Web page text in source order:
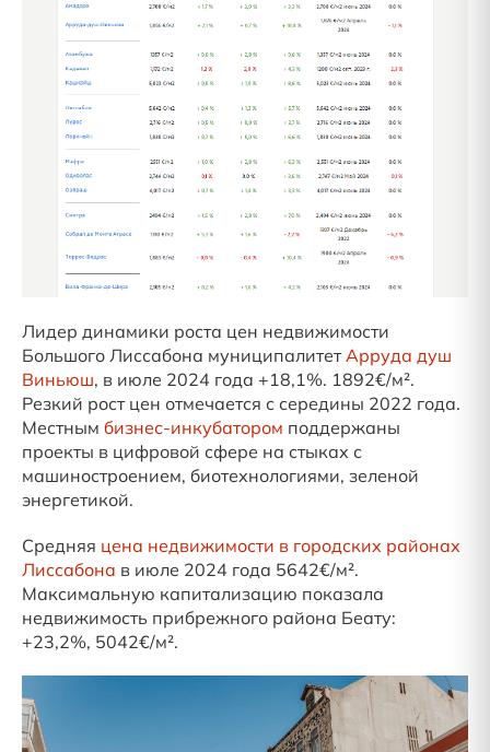
Лидер динамики роста цен недвижимости
Большого Лиссабона муниципалитет Арруда душ
Виньюш, в июле 2024 года +18,1%. 1892€/м².
Резкий рост цен отмечается с середины 2022 года.
Местным бизнес-инкубатором поддержаны
проекты в цифровой сфере на стыках с
машиностроением, биотехнологиями, зеленой
энергетикой.
Средняя цена недвижимости в городских районах
Лиссабона в июле 2024 года 5642€/м².
Максимальную капитализацию показала
недвижимость прибрежного района Беату:
+23,2%, 5042€/м².